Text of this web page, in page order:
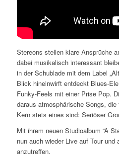
Stereons stellen klare Ansprüche
dabei musikalisch interessant
in der Schublade mit dem Label
Blick hineinwirft entdeckt Blues-
Funky-Feels mit einer Prise Pop.
daraus atmosphärische Songs,
Kern stets eines sind: Seriöser
Mit ihrem neuen Studioalbum “A
nun auch wieder Live auf Tour und
anzutreffen.